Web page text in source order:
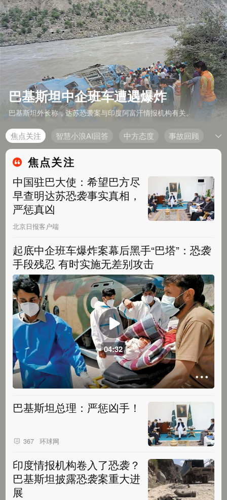
巴基斯坦中企班车遭遇爆炸
巴基斯坦外长称，达苏恐袭案与印度阿富汗情报机构有关。
焦点关注 智慧小浪AI回答 中方态度 事故回顾
焦点关注
中国驻巴大使：希望巴方尽
早查明达苏恐袭事实真相，
严惩真凶
北京日报客户端
起底中企班车爆炸案幕后黑手“巴塔”：恐袭
手段残忍 有时实施无差别攻击
04:32
巴基斯坦总理：严惩凶手！
367 环球网
印度情报机构卷入了恐袭？
巴基斯坦披露恐袭案重大进
展